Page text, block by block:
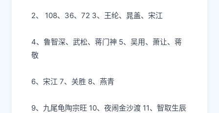
2、 108、36、72 3、王纶、晁盖、宋江
4、鲁智深、武松、蒋⻔神 5、吴⽤、萧让、蒋
敬
6、宋江 7、关胜 8、燕⻘
9、九尾⻳陶宗旺 10、夜闹⾦沙渡 11、智取⽣⾠